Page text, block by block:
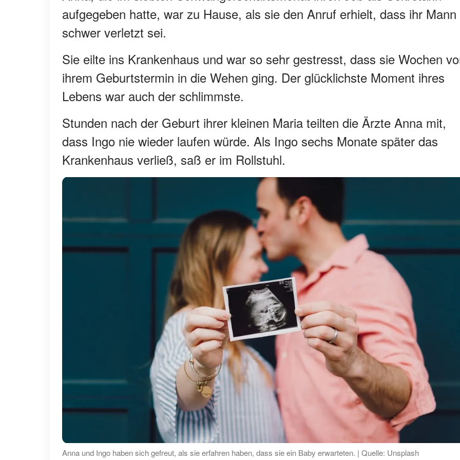
aufgegeben hatte, war zu Hause, als sie den Anruf erhielt, dass ihr Mann
schwer verletzt sei.
Sie eilte ins Krankenhaus und war so sehr gestresst, dass sie Wochen
ihrem Geburtstermin in die Wehen ging. Der glücklichste Moment ihres
Lebens war auch der schlimmste.
Stunden nach der Geburt ihrer kleinen Maria teilten die Ärzte Anna mit,
dass Ingo nie wieder laufen würde. Als Ingo sechs Monate später das
Krankenhaus verließ, saß er im Rollstuhl.
Anna und Ingo haben sich gefreut, als sie erfahren haben, dass sie ein Baby erwarteten. | Quelle: Unsplash